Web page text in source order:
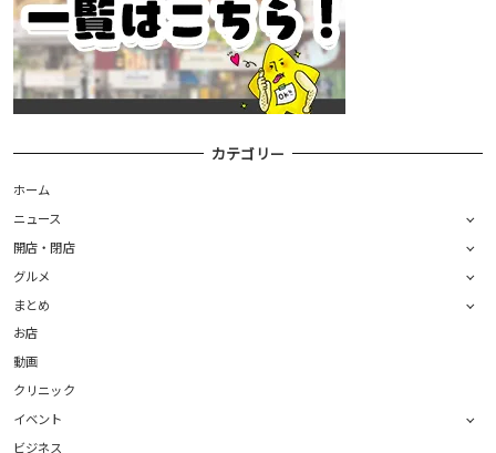
カテゴリー
ホーム
ニュース
開店・閉店
グルメ
まとめ
お店
動画
クリニック
イベント
ビジネス